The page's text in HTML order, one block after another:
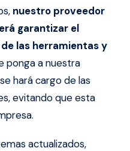
nuestro proveedor
garantizar el
las herramientas y
ponga a nuestra
hará cargo de las
evitando que esta
actualizados,